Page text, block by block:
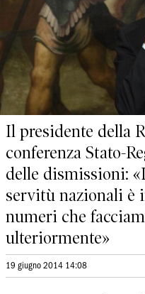
Il presidente della
conferenza Stato-
delle dismissioni:
servitù nazionali è
numeri che
ulteriormente»
19 giugno 2014 14:08